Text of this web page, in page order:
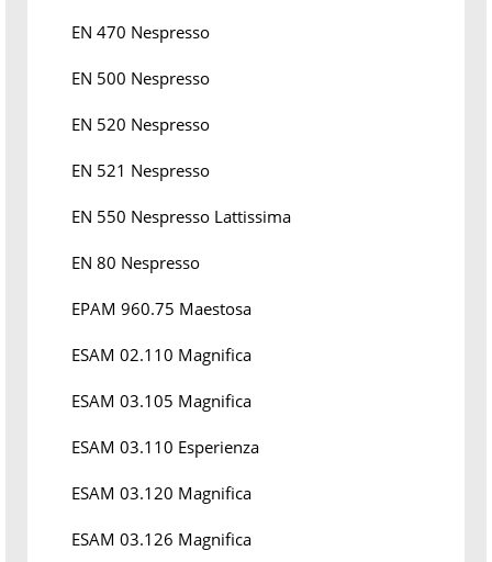
EN 470 Nespresso
EN 500 Nespresso
EN 520 Nespresso
EN 521 Nespresso
EN 550 Nespresso Lattissima
EN 80 Nespresso
EPAM 960.75 Maestosa
ESAM 02.110 Magnifica
ESAM 03.105 Magnifica
ESAM 03.110 Esperienza
ESAM 03.120 Magnifica
ESAM 03.126 Magnifica